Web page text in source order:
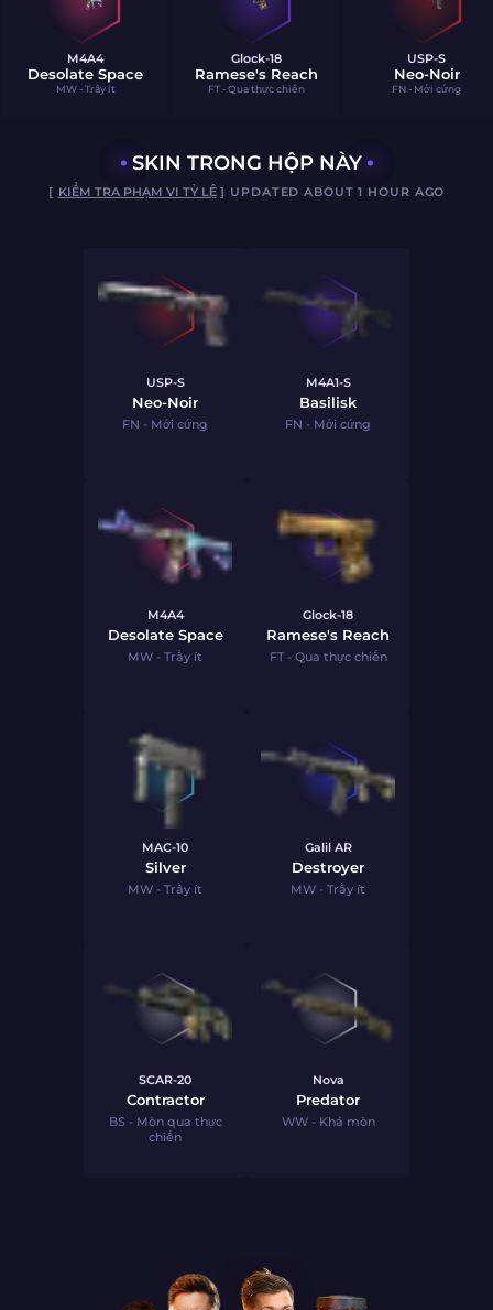
M4A4
Desolate Space
MW - Trầy ít
Glock-18
Ramese's Reach
FT - Qua thực chiến
USP-S
Neo-Noir
FN - Mới cứng
SKIN TRONG HỘP NÀY
[ KIỂM TRA PHẠM VI TỶ LỆ] UPDATED ABOUT 1 HOUR AGO
USP-S
Neo-Noir
FN - Mới cứng
M4A1-S
Basilisk
FN - Mới cứng
M4A4
Desolate Space
MW - Trầy ít
Glock-18
Ramese's Reach
FT - Qua thực chiến
MAC-10
Silver
MW - Trầy ít
Galil AR
Destroyer
MW - Trầy ít
SCAR-20
Contractor
BS - Mòn qua thực
chiến
Nova
Predator
WW - Khá mòn